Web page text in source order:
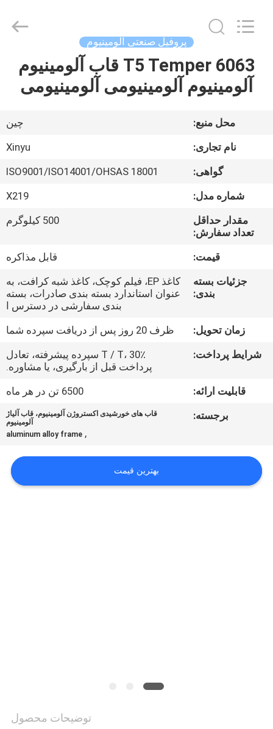
خانه
نمایش
درباره
کارخانه
کنترل
کیفیت
اخبار
پروفیل صنعتی آلومینیوم
6063 T5 Temper قاب آلومینیوم
آلومینیوم آلومینیومی آلومینیومی
محل منبع:
چین
نام تجاری:
Xinyu
گواهی:
ISO9001/ISO14001/OHSAS 18001
شماره مدل:
X219
مقدار حداقل
تعداد سفارش:
500 کیلوگرم
قیمت:
قابل مذاکره
جزئیات بسته
بندی:
کاغذ EP، فیلم کوچک، کاغذ شبه کرافت، به
عنوان استاندارد بسته بندی صادرات، بسته
بندی سفارشی در دسترس ا
زمان تحویل:
ظرف 20 روز پس از دریافت سپرده شما
شرایط پرداخت:
T / T، 30٪ سپرده پیشرفته، تعادل
پرداخت قبل از بارگیری، یا مشاوره.
قابلیت ارائه:
6500 تن در هر ماه
برجسته:
قاب های خورشیدی اکستروژن آلومینیوم، قاب آلیاژ
آلومینیوم
,
aluminum alloy frame
بهترین قیمت
توضیحات محصول